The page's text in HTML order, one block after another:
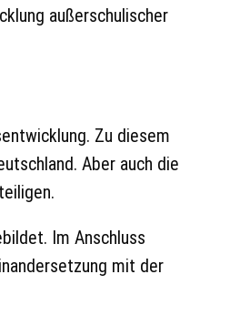
außerschulischer
Zu diesem
Aber auch die
Im Anschluss
mit der